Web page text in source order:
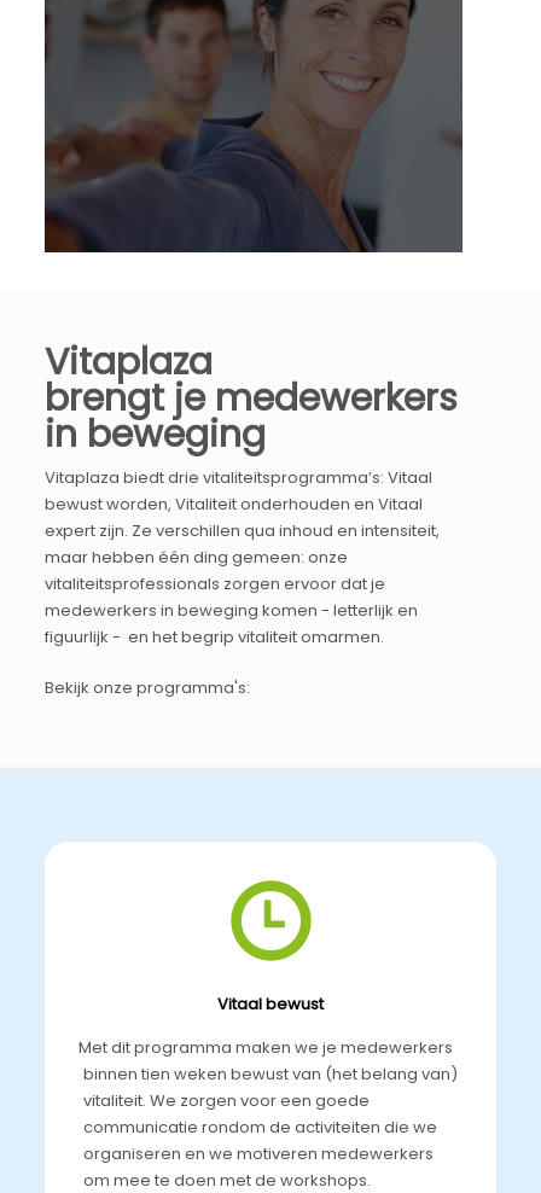
Vitaplaza
brengt je medewerkers
in beweging
Vitaplaza biedt drie vitaliteitsprogramma’s: Vitaal
bewust worden, Vitaliteit onderhouden en Vitaal
expert zijn. Ze verschillen qua inhoud en intensiteit,
maar hebben één ding gemeen: onze
vitaliteitsprofessionals zorgen ervoor dat je
medewerkers in beweging komen - letterlijk en
figuurlijk - en het begrip vitaliteit omarmen.
Bekijk onze programma's:
Vitaal bewust
Met dit programma maken we je medewerkers
binnen tien weken bewust van (het belang van)
vitaliteit. We zorgen voor een goede
communicatie rondom de activiteiten die we
organiseren en we motiveren medewerkers
om mee te doen met de workshops.